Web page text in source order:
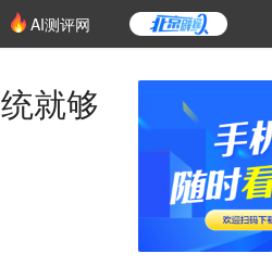
AI测评网
就够